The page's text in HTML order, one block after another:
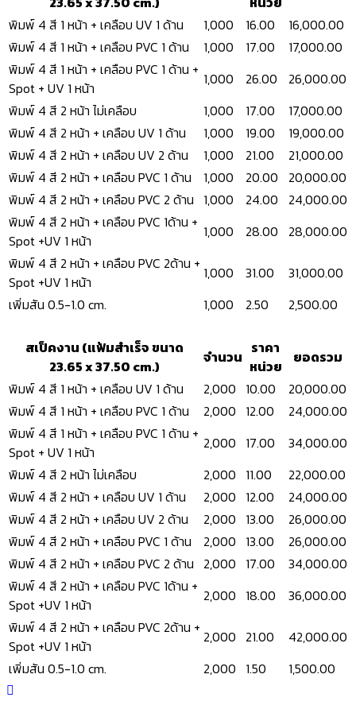
พิมพ์ 4 สี 1 หน้า + เคลือบ UV 1 ด้าน
1,000 16.00
16,000.00
พิมพ์ 4 สี 1 หน้า + เคลือบ PVC 1 ด้าน
1,000 17.00
17,000.00
พิมพ์ 4 สี 1 หน้า + เคลือบ PVC 1 ด้าน +
Spot + UV 1 หน้า
1,000 26.00
26,000.00
พิมพ์ 4 สี 2 หน้า ไม่เคลือบ
1,000 17.00
17,000.00
พิมพ์ 4 สี 2 หน้า + เคลือบ UV 1 ด้าน
1,000 19.00
19,000.00
พิมพ์ 4 สี 2 หน้า + เคลือบ UV 2 ด้าน
1,000 21.00
21,000.00
พิมพ์ 4 สี 2 หน้า + เคลือบ PVC 1 ด้าน
1,000 20.00
20,000.00
พิมพ์ 4 สี 2 หน้า + เคลือบ PVC 2 ด้าน 1,000 24.00
24,000.00
พิมพ์ 4 สี 2 หน้า + เคลือบ PVC 1ด้าน +
Spot +UV 1 หน้า
1,000 28.00
28,000.00
พิมพ์ 4 สี 2 หน้า + เคลือบ PVC 2ด้าน +
Spot +UV 1 หน้า
1,000 31.00
31,000.00
เพิ่มสัน 0.5-1.0 cm.
1,000 2.50 2,500.00
สเป็คงาน (แฟ้มสำเร็จ ขนาด
23.65 x 37.50 cm.)
จำนวน ราคา
หน่วย
ยอดรวม
พิมพ์ 4 สี 1 หน้า + เคลือบ UV 1 ด้าน
2,000 10.00
20,000.00
พิมพ์ 4 สี 1 หน้า + เคลือบ PVC 1 ด้าน
2,000 12.00
24,000.00
พิมพ์ 4 สี 1 หน้า + เคลือบ PVC 1 ด้าน +
Spot + UV 1 หน้า
2,000 17.00
34,000.00
พิมพ์ 4 สี 2 หน้า ไม่เคลือบ
2,000 11.00
22,000.00
พิมพ์ 4 สี 2 หน้า + เคลือบ UV 1 ด้าน
2,000 12.00
24,000.00
พิมพ์ 4 สี 2 หน้า + เคลือบ UV 2 ด้าน
2,000 13.00
26,000.00
พิมพ์ 4 สี 2 หน้า + เคลือบ PVC 1 ด้าน
2,000 13.00
26,000.00
พิมพ์ 4 สี 2 หน้า + เคลือบ PVC 2 ด้าน 2,000 17.00
34,000.00
พิมพ์ 4 สี 2 หน้า + เคลือบ PVC 1ด้าน +
Spot +UV 1 หน้า
2,000 18.00
36,000.00
พิมพ์ 4 สี 2 หน้า + เคลือบ PVC 2ด้าน +
Spot +UV 1 หน้า
2,000 21.00
42,000.00
เพิ่มสัน 0.5-1.0 cm.
2,000 1.50 1,500.00